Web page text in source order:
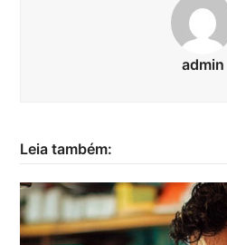
admin
Leia também: